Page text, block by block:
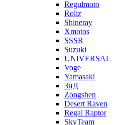
Regulmoto
Roliz
Shineray
Xmotos
SSSR
Suzuki
UNIVERSAL
Voge
Yamasaki
ЗиД
Zongshen
Desert Raven
Regal Raptor
SkyTeam